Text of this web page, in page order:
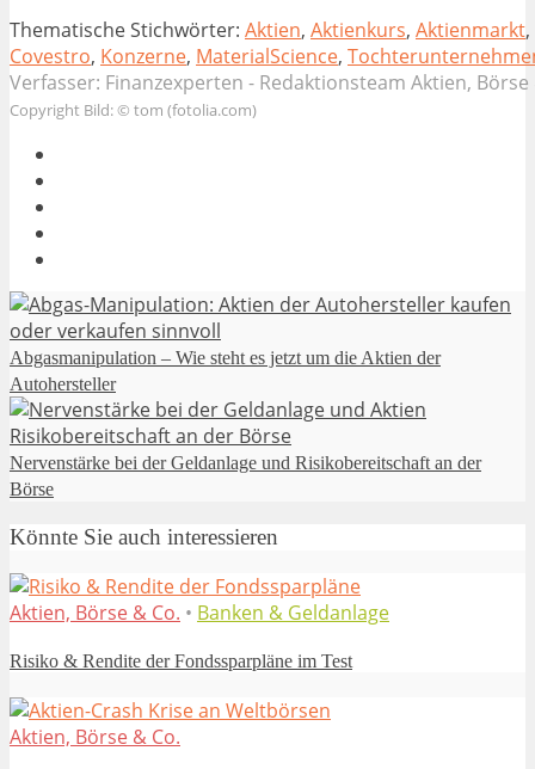
Thematische Stichwörter: Aktien, Aktienkurs, Aktienmarkt,
Covestro, Konzerne, MaterialScience,
Verfasser: Finanzexperten - Redaktionsteam Aktien, Börse
Copyright Bild: © tom (fotolia.com)
Abgasmanipulation – Wie steht es jetzt um die Aktien der
Autohersteller
Nervenstärke bei der Geldanlage und Risikobereitschaft an der
Börse
Könnte Sie auch interessieren
Aktien, Börse & Co. • Banken & Geldanlage
Risiko & Rendite der Fondssparpläne im Test
Aktien, Börse & Co.